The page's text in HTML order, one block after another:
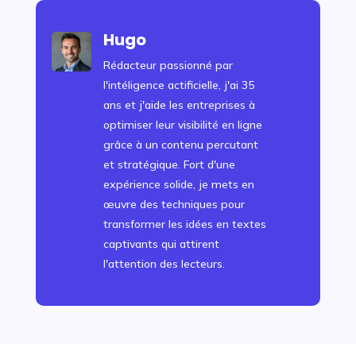
Hugo
Rédacteur passionné par
l'intéligence actificielle, j'ai 35
ans et j'aide les entreprises à
optimiser leur visibilité en ligne
grâce à un contenu percutant
et stratégique. Fort d'une
expérience solide, je mets en
œuvre des techniques pour
transformer les idées en textes
captivants qui attirent
l'attention des lecteurs.